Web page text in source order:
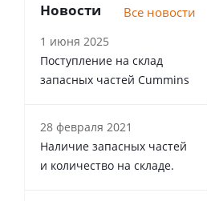
Новости Все новости
1 июня 2025
Поступление на склад
запасных частей Cummins
28 февраля 2021
Наличие запасных частей
и количество на складе.